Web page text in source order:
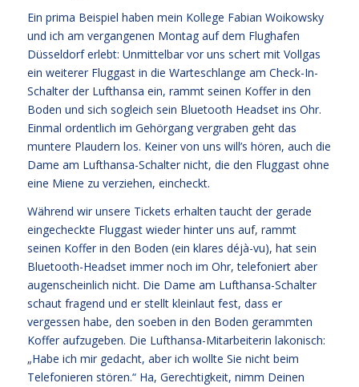
Ein prima Beispiel haben mein Kollege Fabian Woikowsky
und ich am vergangenen Montag auf dem Flughafen
Düsseldorf erlebt: Unmittelbar vor uns schert mit Vollgas
ein weiterer Fluggast in die Warteschlange am Check-In-
Schalter der Lufthansa ein, rammt seinen Koffer in den
Boden und sich sogleich sein Bluetooth Headset ins Ohr.
Einmal ordentlich im Gehörgang vergraben geht das
muntere Plaudern los. Keiner von uns will’s hören, auch die
Dame am Lufthansa-Schalter nicht, die den Fluggast ohne
eine Miene zu verziehen, eincheckt.
Während wir unsere Tickets erhalten taucht der gerade
eingecheckte Fluggast wieder hinter uns auf, rammt
seinen Koffer in den Boden (ein klares déjà-vu), hat sein
Bluetooth-Headset immer noch im Ohr, telefoniert aber
augenscheinlich nicht. Die Dame am Lufthansa-Schalter
schaut fragend und er stellt kleinlaut fest, dass er
vergessen habe, den soeben in den Boden gerammten
Koffer aufzugeben. Die Lufthansa-Mitarbeiterin lakonisch:
„Habe ich mir gedacht, aber ich wollte Sie nicht beim
Telefonieren stören.“ Ha, Gerechtigkeit, nimm Deinen